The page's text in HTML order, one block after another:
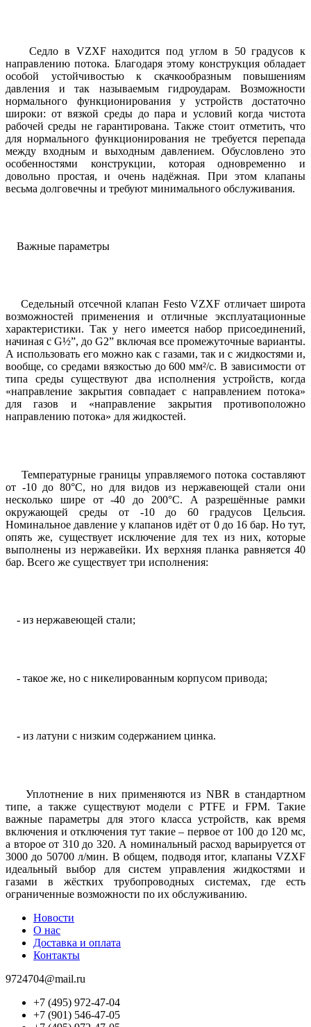
Седло в VZXF находится под углом в 50 градусов к
направлению потока. Благодаря этому конструкция обладает
особой устойчивостью к скачкообразным повышениям
давления и так называемым гидроударам. Возможности
нормального функционирования у устройств достаточно
широки: от вязкой среды до пара и условий когда чистота
рабочей среды не гарантирована. Также стоит отметить, что
для нормального функционирования не требуется перепада
между входным и выходным давлением. Обусловлено это
особенностями конструкции, которая одновременно и
довольно простая, и очень надёжная. При этом клапаны
весьма долговечны и требуют минимального обслуживания.
Важные параметры
Седельный отсечной клапан Festo VZXF отличает широта
возможностей применения и отличные эксплуатационные
характеристики. Так у него имеется набор присоединений,
начиная с G½”, до G2” включая все промежуточные варианты.
А использовать его можно как с газами, так и с жидкостями и,
вообще, со средами вязкостью до 600 мм²/с. В зависимости от
типа среды существуют два исполнения устройств, когда
«направление закрытия совпадает с направлением потока»
для газов и «направление закрытия противоположно
направлению потока» для жидкостей.
Температурные границы управляемого потока составляют
от -10 до 80°C, но для видов из нержавеющей стали они
несколько шире от -40 до 200°C. А разрешённые рамки
окружающей среды от -10 до 60 градусов Цельсия.
Номинальное давление у клапанов идёт от 0 до 16 бар. Но тут,
опять же, существует исключение для тех из них, которые
выполнены из нержавейки. Их верхняя планка равняется 40
бар. Всего же существует три исполнения:
- из нержавеющей стали;
- такое же, но с никелированным корпусом привода;
- из латуни с низким содержанием цинка.
Уплотнение в них применяются из NBR в стандартном
типе, а также существуют модели с PTFE и FPM. Такие
важные параметры для этого класса устройств, как время
включения и отключения тут такие – первое от 100 до 120 мс,
а второе от 310 до 320. А номинальный расход варьируется от
3000 до 50700 л/мин. В общем, подводя итог, клапаны VZXF
идеальный выбор для систем управления жидкостями и
газами в жёстких трубопроводных системах, где есть
ограниченные возможности по их обслуживанию.
Новости
О нас
Доставка и оплата
Контакты
9724704@mail.ru
+7 (495) 972-47-04
+7 (901) 546-47-05